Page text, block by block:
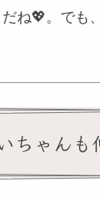
ね💖。でも
ちゃんも